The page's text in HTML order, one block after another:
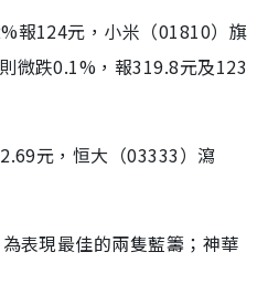
報124元，小米（01810）旗
微跌0.1%，報319.8元及123
元，恒大（03333）瀉
表現最佳的兩隻藍籌；神華